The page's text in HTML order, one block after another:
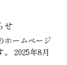
せ
ホームページ
2025年8月